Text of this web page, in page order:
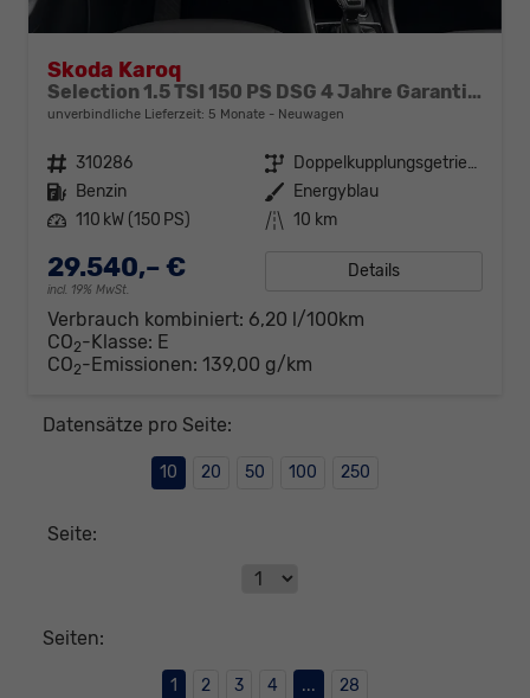
Skoda Karoq
Selection 1.5 TSI 150 PS DSG 4 Jahre Garantie-Keyless Start-AppleCarPlay-AndroidAuto-Sunset-Tempomat-2-Zonen-Klima-16''Alu
unverbindliche Lieferzeit: 5 Monate Neuwagen
Fahrzeugnr. 310286 Getriebe
Doppelkupplungsgetriebe (DSG)
Kraftstoff Benzin Außenfarbe Energyblau
Leistung 110 kW (150 PS) Kilometerstand 10 km
29.540,– €
incl. 19% MwSt.
Details
Verbrauch kombiniert: 6,20 l/100km
CO2-Klasse: E
CO2-Emissionen: 139,00 g/km
Datensätze pro Seite:
10 20 50 100 250
Seite:
Seiten:
1 2 3 4 ... 28